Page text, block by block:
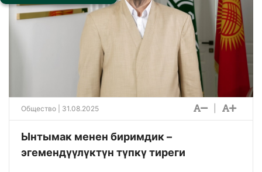
Общество | 31.08.2025
Ынтымак менен биримдик –
эгемендүүлүктүн түпкү тиреги